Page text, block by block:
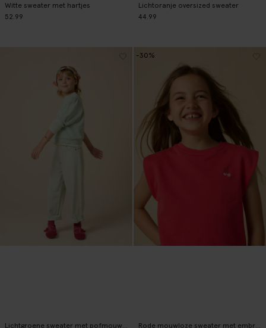
Witte sweater met hartjes
52.99
Lichtoranje oversized sweater
44.99
Lichtgroene sweater met pofmouwen
Rode mouwloze sweater met embroidery
-30%